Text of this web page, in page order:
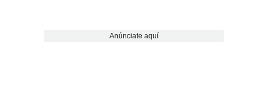
Anúnciate aquí